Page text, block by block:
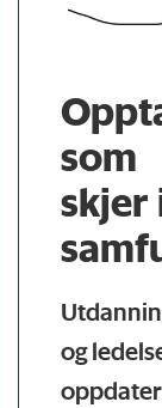
som
skjer
og